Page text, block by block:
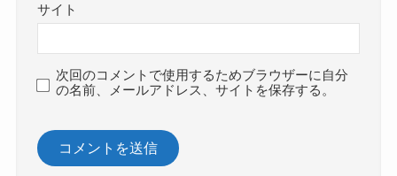
サイト
次回のコメントで使用するためブラウザーに自分
の名前、メールアドレス、サイトを保存する。